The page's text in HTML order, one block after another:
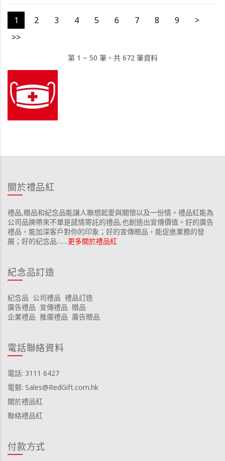
1 2 3 4 5 6 7 8 9
>
>>
第 1 ~ 50 筆，共 672 筆資料
關於禮品紅
禮品,贈品和紀念品能讓人聯想起愛與關懷以及一份情。禮品紅能為
公司品牌帶來不單是感情寄託的禮品,也創造出宣傳價值。好的廣告
禮品，能加深客戶對你的印象；好的宣傳贈品，能促進業務的發
展；好的紀念品……更多關於禮品紅
紀念品訂造
紀念品 公司禮品 禮品訂造
廣告禮品 宣傳禮品 贈品
企業禮品 推廣禮品 廣告贈品
電話聯絡資料
電話: 3111 6427
電郵: Sales@RedGift.com.hk
關於禮品紅
聯絡禮品紅
付款方式